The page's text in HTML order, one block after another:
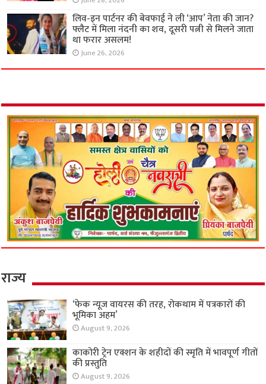
लिव-इन पार्टनर की बेवफाई ने ली ‘आप’ नेता की जान?
फ्लैट में मिला नंदनी का शव, दूसरी पत्नी से मिलने जाता
था फरार असलम!
June 26, 2026
राज्य
‘फेक न्यूज वायरस की तरह, रोकथाम में पत्रकारों की
भूमिका अहम’
August 9, 2026
काकोरी ट्रेन एक्शन के शहीदों की स्मृति में भावपूर्ण गीतों
की प्रस्तुति
August 9, 2026